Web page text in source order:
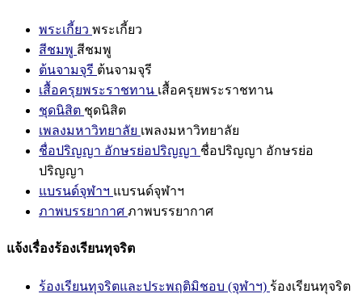
พระเกี้ยว พระเกี้ยว
สีชมพู สีชมพู
ต้นจามจุรี ต้นจามจุรี
เสื้อครุยพระราชทาน เสื้อครุยพระราชทาน
ชุดนิสิต ชุดนิสิต
เพลงมหาวิทยาลัย เพลงมหาวิทยาลัย
ชื่อปริญญา อักษรย่อปริญญา ชื่อปริญญา อักษรย่อ
ปริญญา
แบรนด์จุฬาฯ แบรนด์จุฬาฯ
ภาพบรรยากาศ ภาพบรรยากาศ
แจ้งเรื่องร้องเรียนทุจริต
ร้องเรียนทุจริตและประพฤติมิชอบ (จุฬาฯ) ร้องเรียนทุจริต